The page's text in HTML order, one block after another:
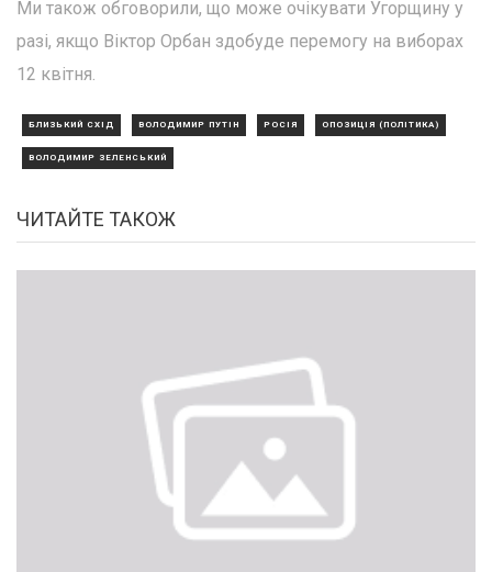
Ми також обговорили, що може очікувати Угорщину у
разі, якщо Віктор Орбан здобуде перемогу на виборах
12 квітня.
БЛИЗЬКИЙ СХІД ВОЛОДИМИР ПУТІН РОСІЯ ОПОЗИЦІЯ (ПОЛІТИКА)
ВОЛОДИМИР ЗЕЛЕНСЬКИЙ
ЧИТАЙТЕ ТАКОЖ